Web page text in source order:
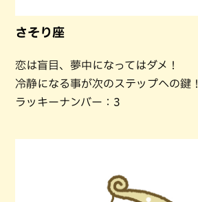
さそり座
恋は盲目、夢中になってはダメ！
冷静になる事が次のステップへの鍵！
ラッキーナンバー：3